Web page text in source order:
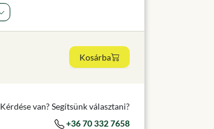
Kosárba
Kérdése van? Segítsünk választani?
+36 70 332 7658